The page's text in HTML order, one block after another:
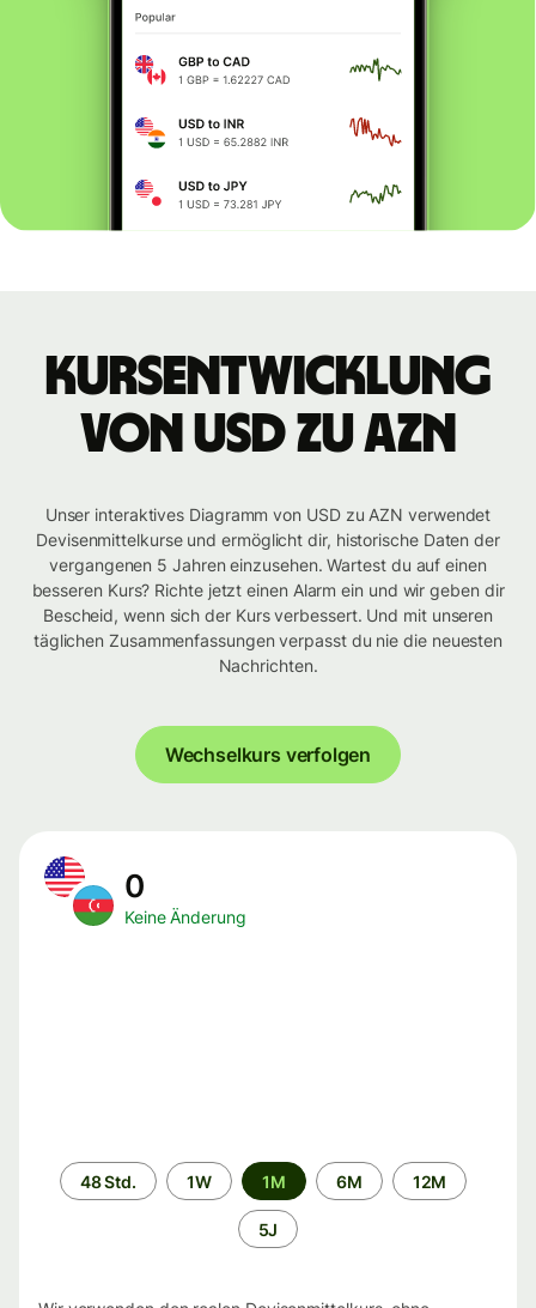
Kursentwicklung
von USD zu AZN
Unser interaktives Diagramm von USD zu AZN verwendet
Devisenmittelkurse und ermöglicht dir, historische Daten der
vergangenen 5 Jahren einzusehen. Wartest du auf einen
besseren Kurs? Richte jetzt einen Alarm ein und wir geben dir
Bescheid, wenn sich der Kurs verbessert. Und mit unseren
täglichen Zusammenfassungen verpasst du nie die neuesten
Nachrichten.
Wechselkurs verfolgen
0
Keine Änderung
Zeitraum
48 Std. 1W 1M 6M 12M
5J